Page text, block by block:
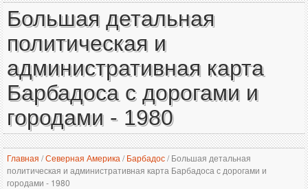
Большая детальная
политическая и
административная карта
Барбадоса с дорогами и
городами - 1980
Главная /Северная Америка / Барбадос/Большая детальная
политическая и административная карта Барбадоса с дорогами и
городами - 1980